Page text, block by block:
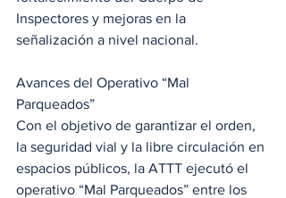
Inspectores y mejoras en la
señalización a nivel nacional.
Avances del Operativo “Mal
Parqueados”
Con el objetivo de garantizar el orden,
la seguridad vial y la libre circulación en
espacios públicos, la ATTT ejecutó el
operativo “Mal Parqueados” entre los